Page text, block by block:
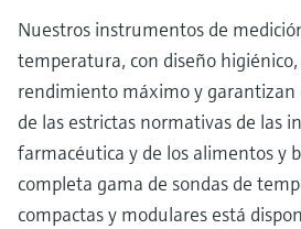
Nuestros instrumentos de
temperatura, con diseño
rendimiento máximo y
de las estrictas normativas de las
farmacéutica y de los alimentos y
completa gama de sondas de
compactas y modulares está